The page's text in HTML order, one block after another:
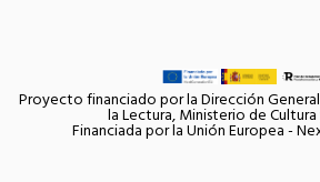
Proyecto financiado por la Dirección
la Lectura, Ministerio de
Financiada por la Unión Europea -